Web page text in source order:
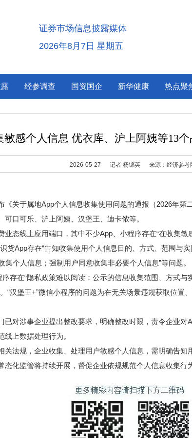
证券市场信息披露媒体
2026年8月7日 星期五
经参调查 国资国企 新华健康 热点聚
敏感个人信息 优衣库、沪上阿姨等13
2026-05-27 记者 杨锦英 来源：经济参考
《关于属地App个人信息收集使用问题的通报（2026年
口可乐、沪上阿姨、汉堡王、迪卡侬等。
业态线上应用端口，其中不少App、小程序存在“在收集
货App存在“告知收集使用个人信息目的、方式、范围与
个人信息；强制用户同意收集非必要个人信息”等问题。
序存在“隐私政策难以阅读；公示的信息收集范围、方式
“汉堡王+”微信小程序的问题为在无关场景违规获取位
已对涉事企业提出整改要求，明确整改时限，责令企业
上数据处理行为。
关法规，企业收集、处理用户敏感个人信息，需明确告
化监管将持续开展，督促企业依规规范个人信息收集行